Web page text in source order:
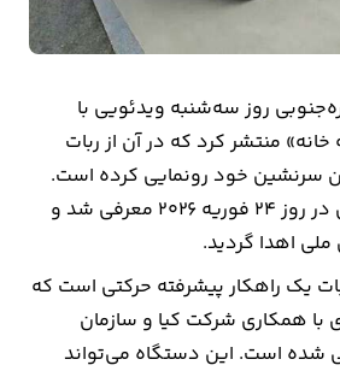
روز سه‌شنبه ویدئویی با
منتشر کرد که در آن از ربات
سرنشین خود رونمایی کرده است.
این ربات به‌طور رسمی در روز ۲۴ فوریه ۲۰۲۶ معرفی شد و
اهدا گردید.
یک راهکار پیشرفته حرکتی است که
همکاری شرکت‌ کیا و سازمان
شده است. این دستگاه می‌تواند